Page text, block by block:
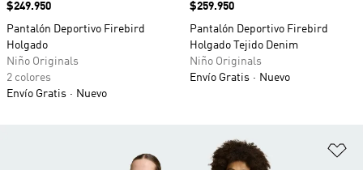
Precio
$249.950
Pantalón Deportivo Firebird
Holgado
Niño Originals
2 colores
Envío Gratis
Nuevo
Precio
$259.950
Pantalón Deportivo Firebird
Holgado Tejido Denim
Niño Originals
Envío Gratis
Nuevo